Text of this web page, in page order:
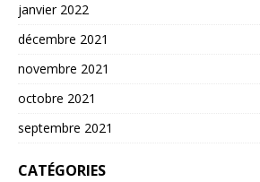
janvier 2022
décembre 2021
novembre 2021
octobre 2021
septembre 2021
CATÉGORIES